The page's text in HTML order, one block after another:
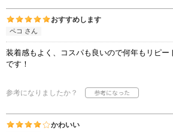
おすすめします
ペコ さん
装着感もよく、コスパも良いので何年もリピー
です！
参考になりましたか？
かわいい